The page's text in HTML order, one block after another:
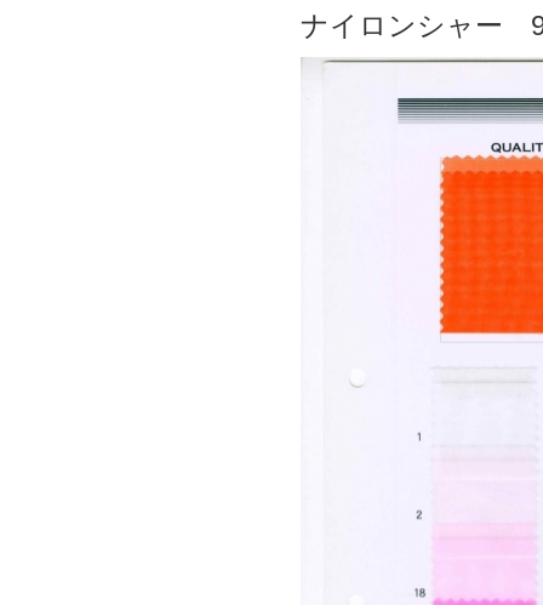
ナイロンシャー